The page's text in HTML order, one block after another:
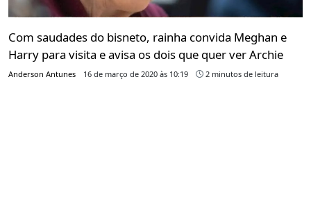
Com saudades do bisneto, rainha convida Meghan e
Harry para visita e avisa os dois que quer ver Archie
Anderson Antunes 16 de março de 2020 às 10:19 2 minutos de leitura